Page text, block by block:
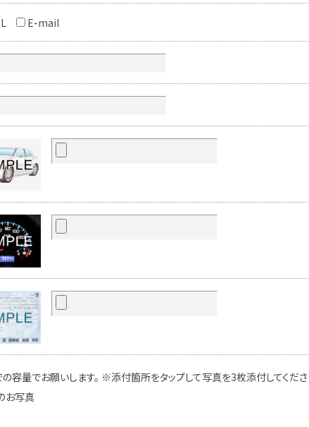
E-mail
量でお願いします。 ※添付箇所をタップして写真を3枚添付してくだ
お写真